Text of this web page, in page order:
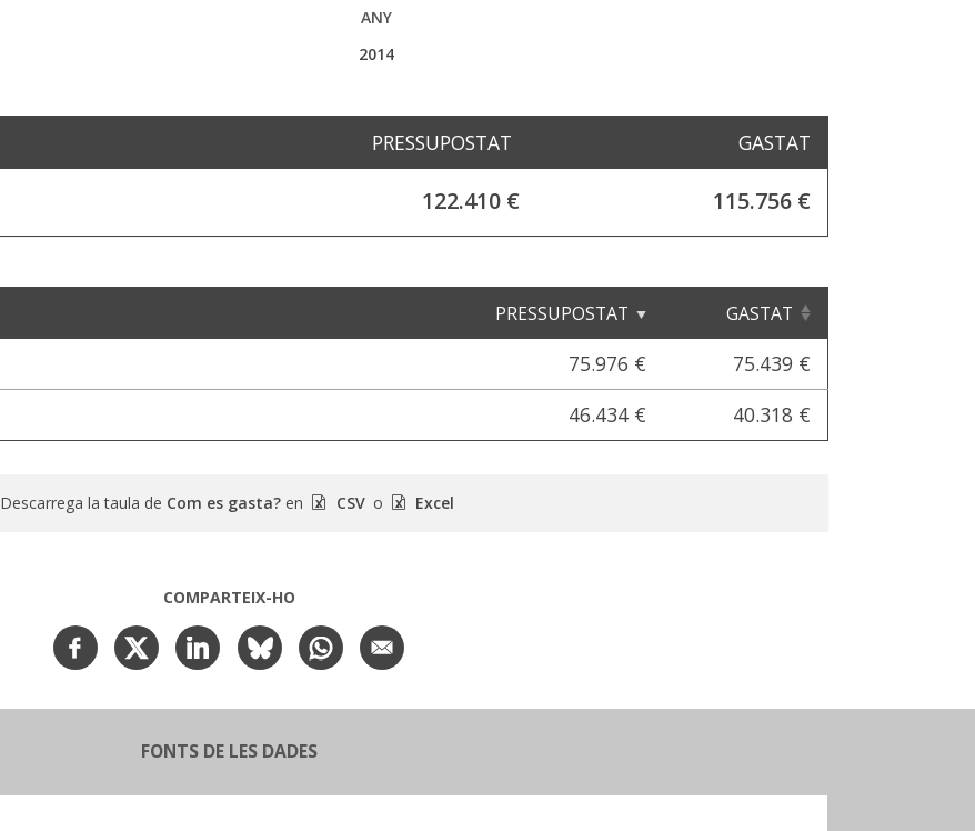
ANY
2014
PRESSUPOSTAT GASTAT
122.410 € 115.756 €
PRESSUPOSTAT GASTAT
75.976 € 75.439 €
46.434 € 40.318 €
Descarrega la taula de Com es gasta?en CSV o Excel
COMPARTEIX-HO
FONTS DE LES DADES